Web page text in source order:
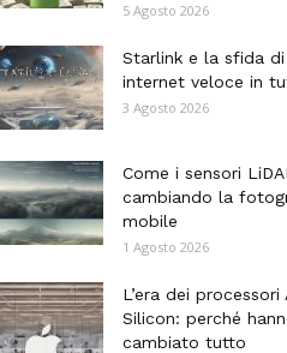
5 Agosto 2026
Starlink e la sfida
internet veloce in
3 Agosto 2026
Come i sensori
cambiando la
mobile
1 Agosto 2026
L’era dei processori
Silicon: perché
cambiato tutto